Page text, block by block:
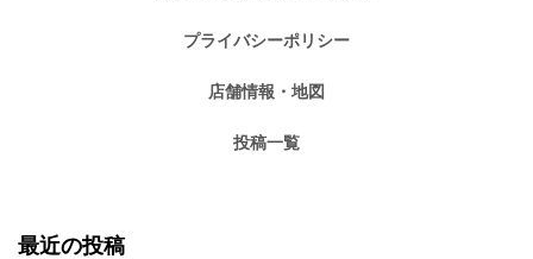
プライバシーポリシー
店舗情報・地図
投稿一覧
最近の投稿